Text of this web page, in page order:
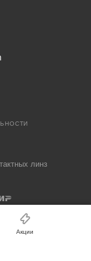
линз
Акции